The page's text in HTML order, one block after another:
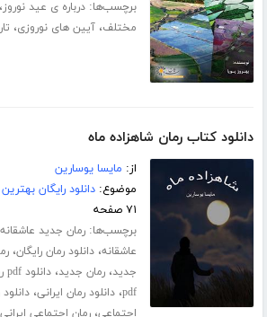
برچسب‌ها:درباره ی عید نوروز،
مختلف،آیین های نوروزی،
دانلود کتاب رمان شاهزاده ماه
از: مایسا یوسارین
موضوع:دانلود رایگان
۷۱ صفحه
برچسب‌ها:رمان جدید عاشقانه
عاشقانه،دانلود رمان رایگان،
جدید،رمان جدید،دانلود pdf رمان
pdf،دانلود رمان ایرانی،
اجتماعی،رمان اجتماعی ایرانی